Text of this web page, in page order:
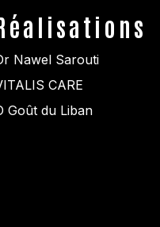
Nawel Sarouti
CARE
Goût du Liban